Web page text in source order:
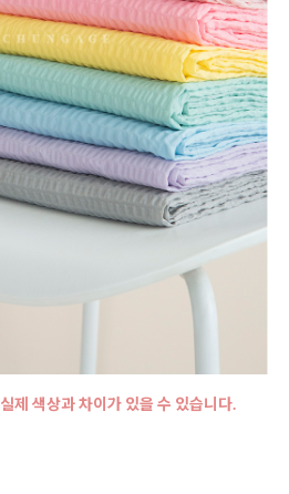
제 색상과 차이가 있을 수 있습니다.